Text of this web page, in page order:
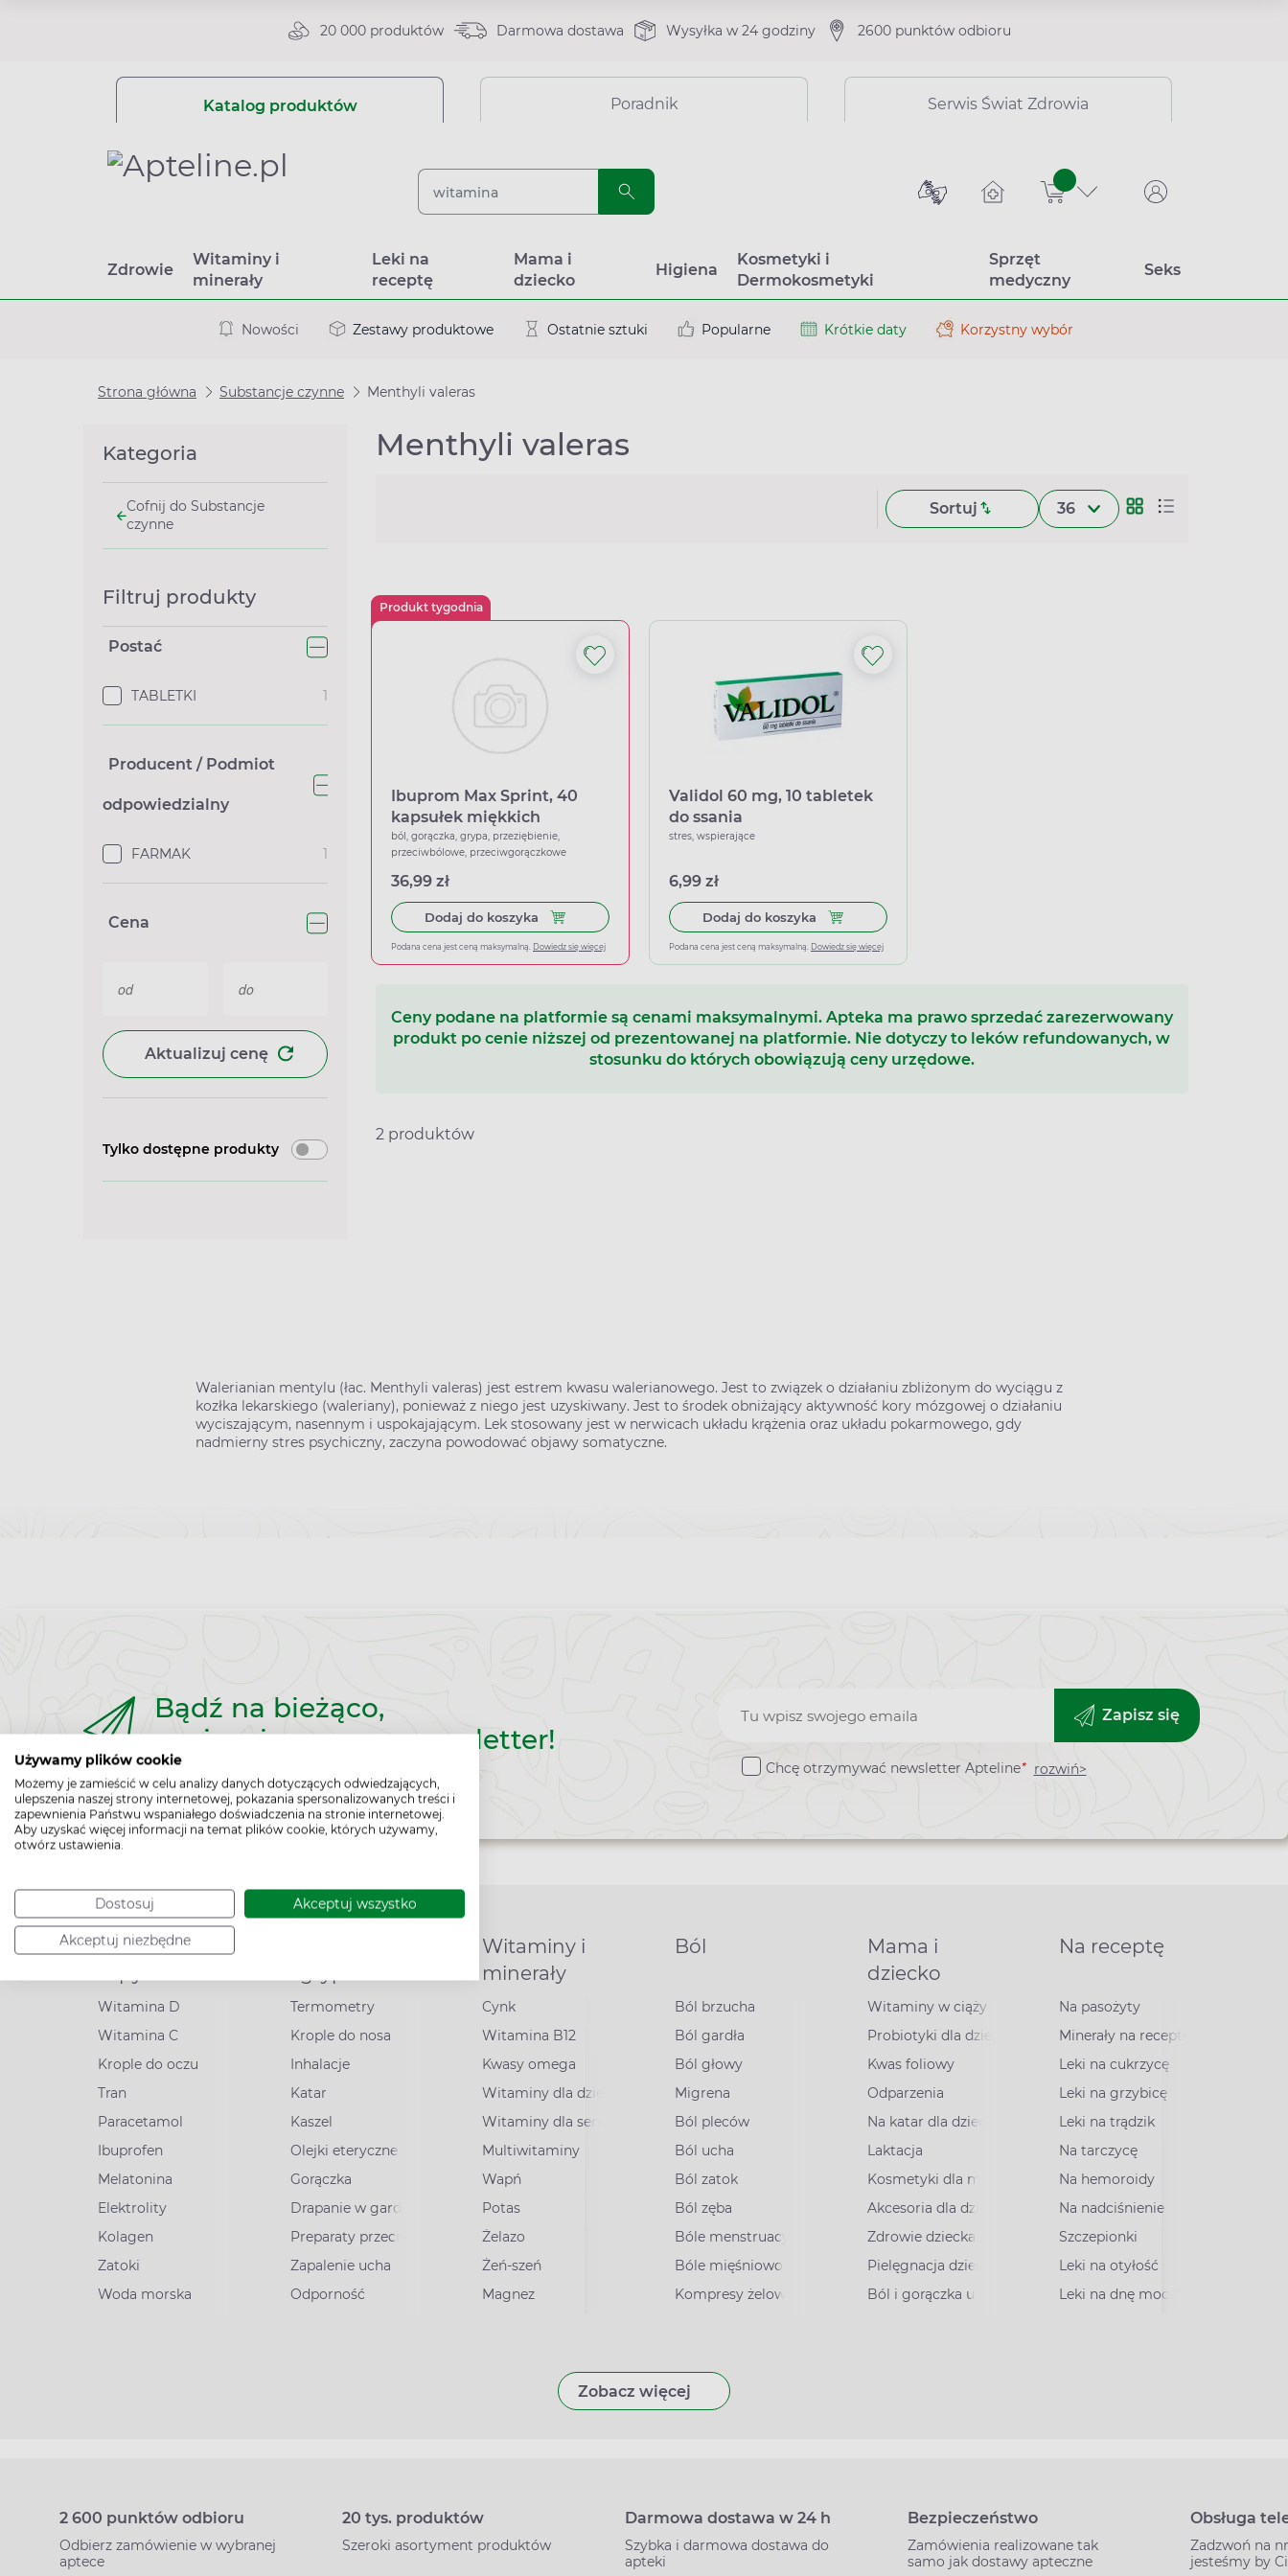
Używamy plików cookie
Możemy je zamieścić w celu analizy danych dotyczących odwiedzających,
ulepszenia naszej strony internetowej, pokazania spersonalizowanych treści i
zapewnienia Państwu wspaniałego doświadczenia na stronie internetowej.
Aby uzyskać więcej informacji na temat plików cookie, których używamy,
otwórz ustawienia.
Dostosuj Akceptuj wszystko
Akceptuj niezbędne
20 000 produktów Darmowa dostawa Wysyłka w 24 godziny 2600 punktów odbioru
Katalog produktów Poradnik Serwis Świat Zdrowia
sztuk
Zdrowie
Witaminy i
minerały
Leki na
receptę
Mama i
dziecko
Higiena
Kosmetyki i
Dermokosmetyki
Sprzęt
medyczny
Seks
Nowości Zestawy produktowe Ostatnie sztuki Popularne Krótkie daty Korzystny wybór
Strona główna Substancje czynne Menthyli valeras
Kategoria
Cofnij do Substancje
czynne
Filtruj produkty
Postać
TABLETKI 1
Producent / Podmiot
odpowiedzialny
FARMAK 1
Cena
Aktualizuj cenę
Tylko dostępne produkty
Menthyli valeras
Sortuj 36
Produkt tygodnia
Ibuprom Max Sprint, 40
kapsułek miękkich
ból, gorączka, grypa, przeziębienie,
przeciwbólowe, przeciwgorączkowe
36,99 zł
Dodaj do koszyka Dodaj do koszyka Ibuprom Max Sprint, 40 kapsułek miękkich
Podana cena jest ceną maksymalną. Dowiedz się więcej
Validol 60 mg, 10 tabletek
do ssania
stres, wspierające
6,99 zł
Dodaj do koszyka Dodaj do koszyka Validol 60 mg, 10 tabletek do ssania
Podana cena jest ceną maksymalną. Dowiedz się więcej
Ceny podane na platformie są cenami maksymalnymi. Apteka ma prawo sprzedać zarezerwowany
produkt po cenie niższej od prezentowanej na platformie. Nie dotyczy to leków refundowanych, w
stosunku do których obowiązują ceny urzędowe.
2 produktów
Walerianian mentylu (łac. Menthyli valeras) jest estrem kwasu walerianowego. Jest to związek o działaniu zbliżonym do wyciągu z
kozłka lekarskiego (waleriany), ponieważ z niego jest uzyskiwany. Jest to środek obniżający aktywność kory mózgowej o działaniu
wyciszającym, nasennym i uspokajającym. Lek stosowany jest w nerwicach układu krążenia oraz układu pokarmowego, gdy
nadmierny stres psychiczny, zaczyna powodować objawy somatyczne.
Bądź na bieżąco,
zapisz się na nasz newsletter!
Zapisz
do
Zapisz się
Chcę otrzymywać newsletter Apteline* rozwiń>
Popularne
Witamina D
Witamina C
Krople do oczu
Tran
Paracetamol
Ibuprofen
Melatonina
Elektrolity
Kolagen
Zatoki
Woda morska
Termometry
Krople do nosa
Inhalacje
Katar
Kaszel
Olejki eteryczne
Gorączka
Drapanie w gardle
Preparaty przeciwwirusowe
Zapalenie ucha
Odporność
Witaminy i
minerały
Cynk
Witamina B12
Kwasy omega
Witaminy dla dzieci
Witaminy dla seniorów
Multiwitaminy
Wapń
Potas
Żelazo
Żeń-szeń
Magnez
Ból
Ból brzucha
Ból gardła
Ból głowy
Migrena
Ból pleców
Ból ucha
Ból zatok
Ból zęba
Bóle menstruacyjne
Bóle mięśniowo-stawowe
Kompresy żelowe
Mama i
dziecko
Witaminy w ciąży
Probiotyki dla dzieci
Kwas foliowy
Odparzenia
Na katar dla dzieci
Laktacja
Kosmetyki dla mam
Akcesoria dla dzieci
Zdrowie dziecka
Pielęgnacja dziecka
Ból i gorączka u dzieci
Na receptę
Na pasożyty
Minerały na receptę
Leki na cukrzycę
Leki na grzybicę
Leki na trądzik
Na tarczycę
Na hemoroidy
Na nadciśnienie
Szczepionki
Leki na otyłość
Leki na dnę moczanową
Zobacz więcej
2 600 punktów odbioru
Odbierz zamówienie w wybranej
aptece
20 tys. produktów
Szeroki asortyment produktów
Darmowa dostawa w 24 h
Szybka i darmowa dostawa do
apteki
Bezpieczeństwo
Zamówienia realizowane tak
samo jak dostawy apteczne
Obsługa
Zadzwoń na
jesteśmy by